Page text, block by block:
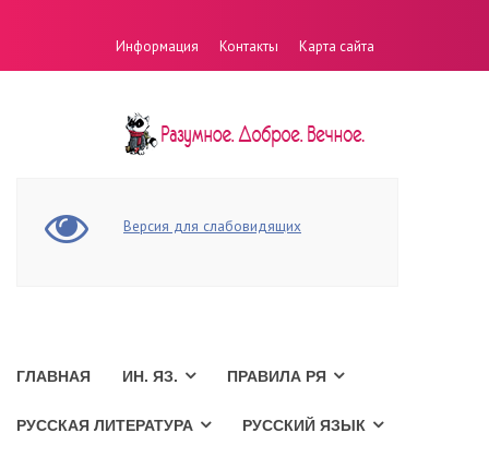
Информация Контакты Карта сайта
Версия для слабовидящих
ГЛАВНАЯ ИН. ЯЗ. ПРАВИЛА РЯ
РУССКАЯ ЛИТЕРАТУРА РУССКИЙ ЯЗЫК